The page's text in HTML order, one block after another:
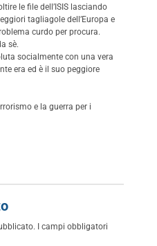
le file dell’ISIS lasciando
tagliagole dell’Europa e
curdo per procura.
sè.
socialmente con una vera
era ed è il suo peggiore
e la guerra per i
I campi obbligatori